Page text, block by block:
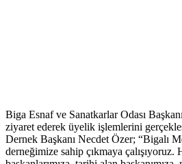
Biga Esnaf ve Sanatkarlar Odası
ziyaret ederek üyelik işlemlerini
Dernek Başkanı Necdet Özer; “Bigalı
derneğimize sahip çıkmaya